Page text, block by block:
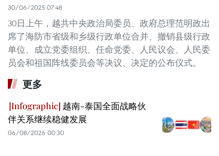
30/06/2025 07:48
30日上午，越共中央政治局委员、政府总理范明政出
席了海防市省级和乡级行政单位合并、撤销县级行政
单位、成立党委组织、任命党委、人民议会、人民委
员会和祖国阵线委员会等决议、决定的公布仪式。
更多
越南-泰国全面战略伙
伴关系继续稳健发展
06/08/2026 00:30